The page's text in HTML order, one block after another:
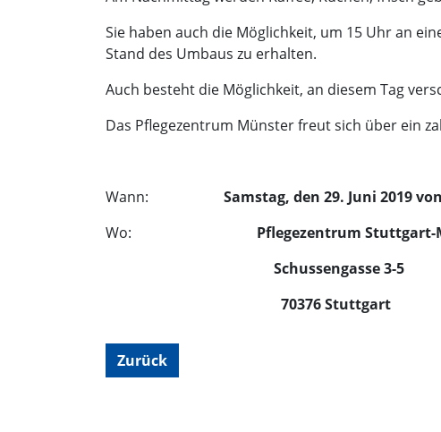
Sie haben auch die Möglichkeit, um 15 Uhr an
Stand des Umbaus zu erhalten.
Auch besteht die Möglichkeit, an diesem Tag
Das Pflegezentrum Münster freut sich über ein
Wann: Samstag, den 29. Juni 2019
Wo: Pflegezentrum
Schussengasse 3-5
70376 Stuttgart
Zurück